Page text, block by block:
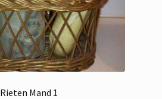
Rieten Mand 1